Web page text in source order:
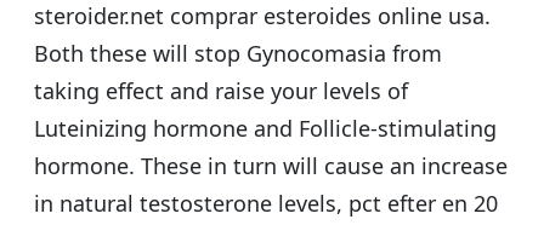
steroider.net comprar esteroides online usa.
Both these will stop Gynocomasia from
taking effect and raise your levels of
Luteinizing hormone and Follicle-stimulating
hormone. These in turn will cause an increase
in natural testosterone levels, pct efter en 20